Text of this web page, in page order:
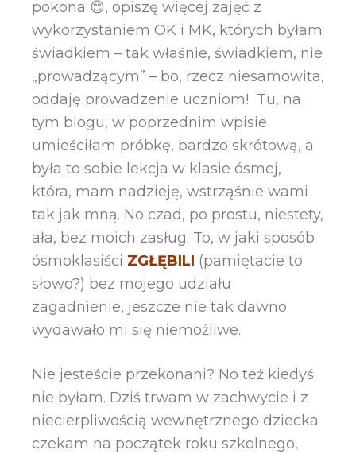
pokona 😊, opiszę więcej zajęć z
wykorzystaniem OK i MK, których byłam
świadkiem – tak właśnie, świadkiem, nie
„prowadzącym” – bo, rzecz niesamowita,
oddaję prowadzenie uczniom! Tu, na
tym blogu, w poprzednim wpisie
umieściłam próbkę, bardzo skrótową, a
była to sobie lekcja w klasie ósmej,
która, mam nadzieję, wstrząśnie wami
tak jak mną. No czad, po prostu, niestety,
ała, bez moich zasług. To, w jaki sposób
ósmoklasiści ZGŁĘBILI (pamiętacie to
słowo?) bez mojego udziału
zagadnienie, jeszcze nie tak dawno
wydawało mi się niemożliwe.
Nie jesteście przekonani? No też kiedyś
nie byłam. Dziś trwam w zachwycie i z
niecierpliwością wewnętrznego dziecka
czekam na początek roku szkolnego,